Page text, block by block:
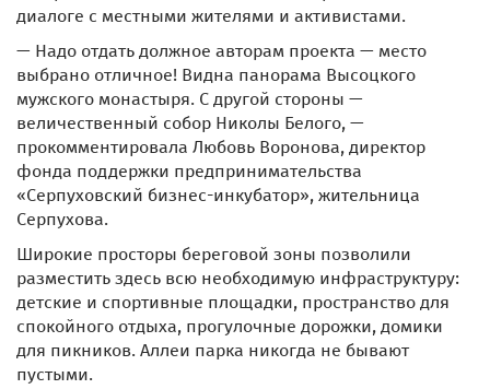
диалоге с местными жителями и активистами.
— Надо отдать должное авторам проекта — место
выбрано отличное! Видна панорама Высоцкого
мужского монастыря. С другой стороны —
величественный собор Николы Белого, —
прокомментировала Любовь Воронова, директор
фонда поддержки предпринимательства
«Серпуховский бизнес-инкубатор», жительница
Серпухова.
Широкие просторы береговой зоны позволили
разместить здесь всю необходимую инфраструктуру:
детские и спортивные площадки, пространство для
спокойного отдыха, прогулочные дорожки, домики
для пикников. Аллеи парка никогда не бывают
пустыми.